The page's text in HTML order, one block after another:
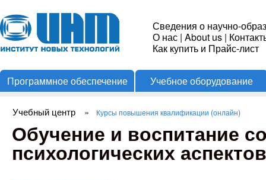
Институт
Новых
Технологий
Сведения о научно-
О нас | About us |
Как купить и Прайс-лист
Программное обеспечение Учебное оборудование
Вы здесь
Учебный центр » Курсы повышения квалификации (онлайн)
Обучение и воспитание
психологических